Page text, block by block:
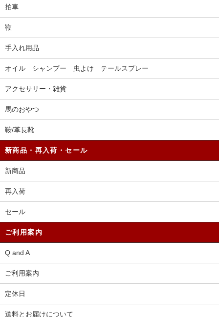
拍車
鞭
手入れ用品
オイル シャンプー 虫よけ テールスプレー
アクセサリー・雑貨
馬のおやつ
鞍/革長靴
新商品・再入荷・セール
新商品
再入荷
セール
ご利用案内
Q and A
ご利用案内
定休日
送料とお届けについて